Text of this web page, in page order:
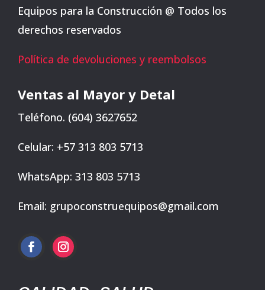
Equipos para la Construcción @ Todos los
derechos reservados
Política de devoluciones y reembolsos
Ventas al Mayor y Detal
Teléfono. (604) 3627652
Celular: +57 313 803 5713
WhatsApp: 313 803 5713
Email: grupoconstruequipos@gmail.com